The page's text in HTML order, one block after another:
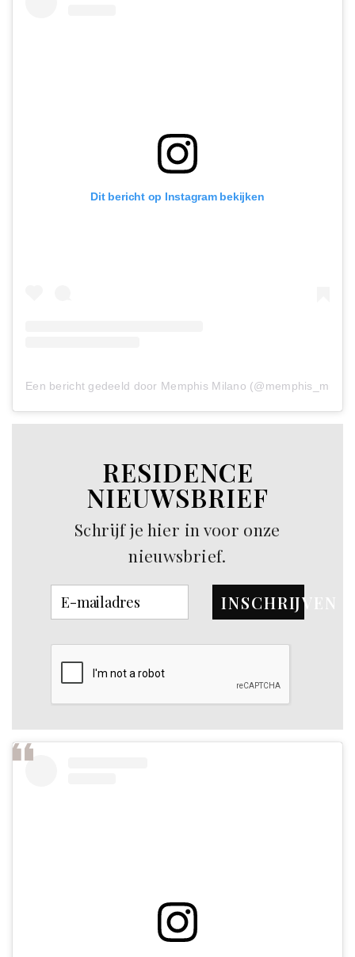
Dit bericht op Instagram bekijken
Een bericht gedeeld door Memphis Milano
RESIDENCE
NIEUWSBRIEF
Schrijf je hier in voor onze
nieuwsbrief.
INSCHRIJVEN